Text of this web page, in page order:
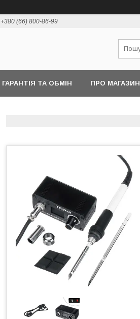
+380 (66) 800-86-99
ГАРАНТІЯ ТА ОБМІН ПРО МАГАЗИН